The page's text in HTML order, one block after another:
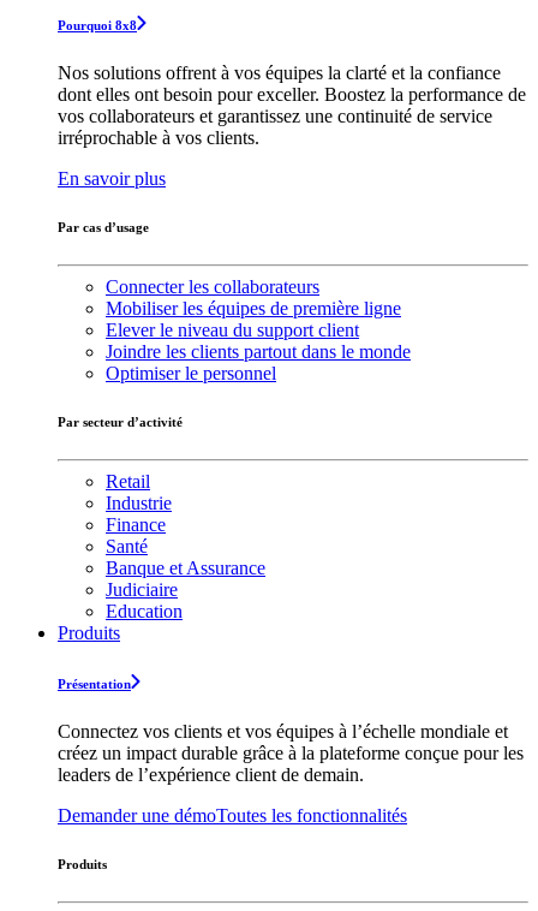
Pourquoi 8x8
Nos solutions offrent à vos équipes la clarté et la confiance
dont elles ont besoin pour exceller. Boostez la performance de
vos collaborateurs et garantissez une continuité de service
irréprochable à vos clients.
En savoir plus
Par cas d’usage
Connecter les collaborateurs
Mobiliser les équipes de première ligne
Elever le niveau du support client
Joindre les clients partout dans le monde
Optimiser le personnel
Par secteur d’activité
Retail
Industrie
Finance
Santé
Banque et Assurance
Judiciaire
Education
Produits
Présentation
Connectez vos clients et vos équipes à l’échelle mondiale et
créez un impact durable grâce à la plateforme conçue pour les
leaders de l’expérience client de demain.
Demander une démoToutes les fonctionnalités
Produits